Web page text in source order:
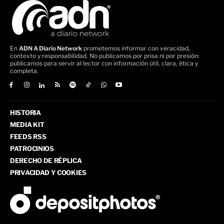
En ADN A Diario Network prometemos informar con veracidad,
contexto y responsabilidad. No publicamos por prisa ni por presión:
publicamos para servir al lector con información útil, clara, ética y
completa.
HISTORIA
MEDIA KIT
FEEDS RSS
PATROCINIOS
DERECHO DE RÉPLICA
PRIVACIDAD Y COOKIES